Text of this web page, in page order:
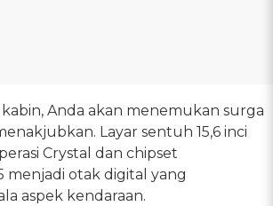
Anda akan menemukan surga
Layar sentuh 15,6 inci
Crystal dan chipset
menjadi otak digital yang
aspek kendaraan.